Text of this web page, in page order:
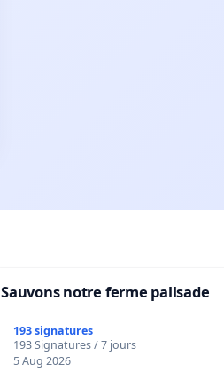
Sauvons notre ferme pallsade
193 signatures
193 Signatures / 7 jours
5 Aug 2026